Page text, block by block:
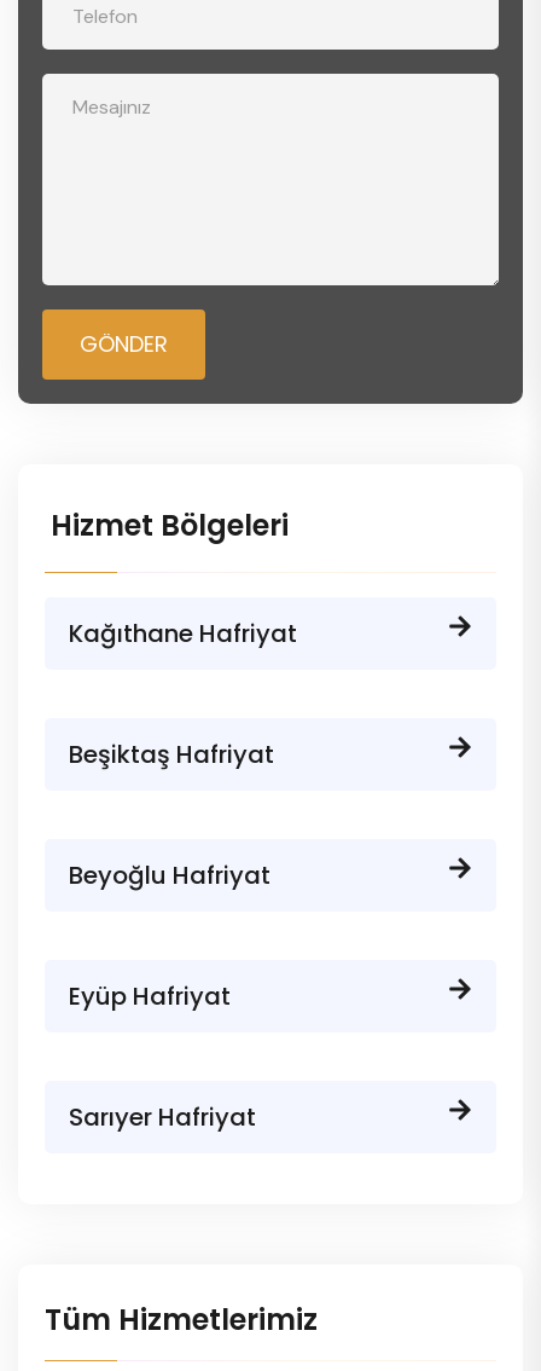
GÖNDER
Hizmet Bölgeleri
Kağıthane Hafriyat
Beşiktaş Hafriyat
Beyoğlu Hafriyat
Eyüp Hafriyat
Sarıyer Hafriyat
Tüm Hizmetlerimiz